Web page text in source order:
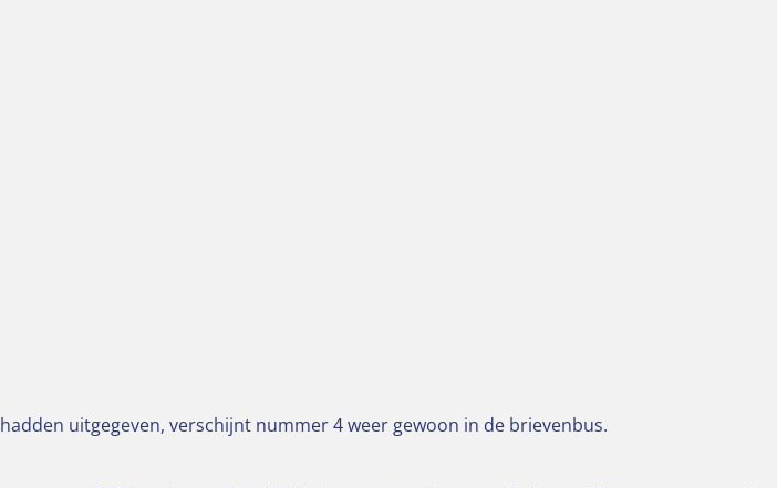
uitgegeven, verschijnt nummer 4 weer gewoon in de brievenbus.